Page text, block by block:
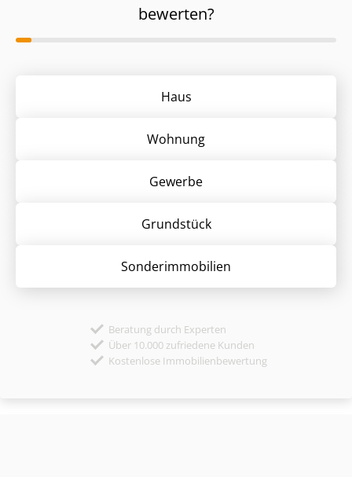
bewerten?
Haus
Wohnung
Gewerbe
Grund­stück
Sonder­immobilien
Beratung durch Experten
Über 10.000 zufriedene Kunden
Kostenlose Immobilienbewertung